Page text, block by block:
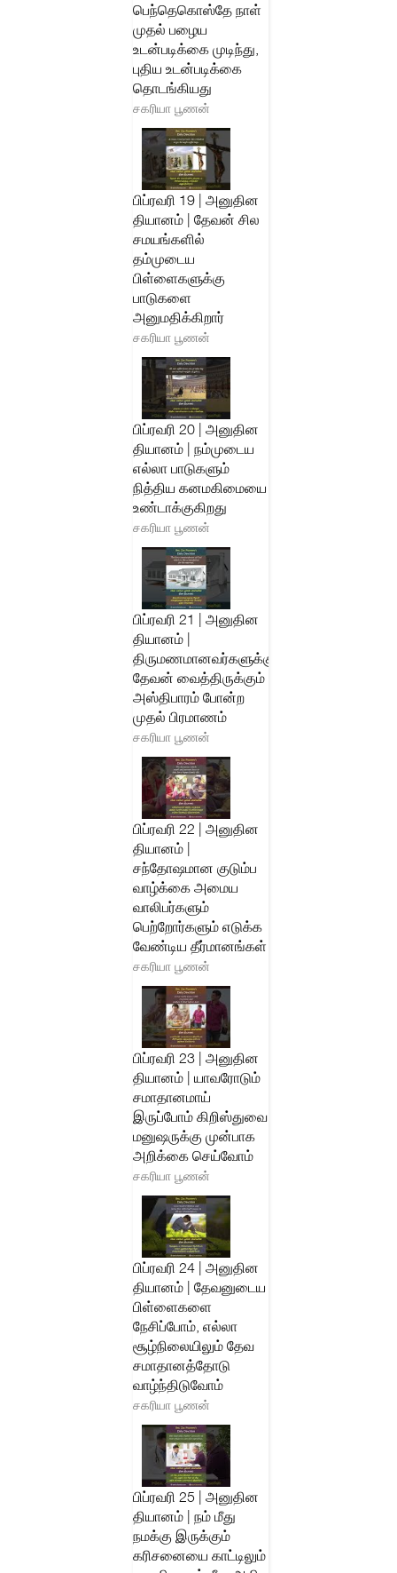
பெந்தெகொஸ்தே நாள்
முதல் பழைய
உடன்படிக்கை முடிந்து,
புதிய உடன்படிக்கை
தொடங்கியது
சகரியா பூணன்
பிப்ரவரி 19 | அனுதின
தியானம் | தேவன் சில
சமயங்களில்
தம்முடைய
பிள்ளைகளுக்கு
பாடுகளை
அனுமதிக்கிறார்
சகரியா பூணன்
பிப்ரவரி 20 | அனுதின
தியானம் | நம்முடைய
எல்லா பாடுகளும்
நித்திய கனமகிமையை
உண்டாக்குகிறது
சகரியா பூணன்
பிப்ரவரி 21 | அனுதின
தியானம் |
திருமணமானவர்களுக்கு
தேவன் வைத்திருக்கும்
அஸ்திபாரம் போன்ற
முதல் பிரமாணம்
சகரியா பூணன்
பிப்ரவரி 22 | அனுதின
தியானம் |
சந்தோஷமான குடும்ப
வாழ்க்கை அமைய
வாலிபர்களும்
பெற்றோர்களும் எடுக்க
வேண்டிய தீர்மானங்கள்
சகரியா பூணன்
பிப்ரவரி 23 | அனுதின
தியானம் | யாவரோடும்
சமாதானமாய்
இருப்போம் கிறிஸ்துவை
மனுஷருக்கு முன்பாக
அறிக்கை செய்வோம்
சகரியா பூணன்
பிப்ரவரி 24 | அனுதின
தியானம் | தேவனுடைய
பிள்ளைகளை
நேசிப்போம், எல்லா
சூழ்நிலையிலும் தேவ
சமாதானத்தோடு
வாழ்ந்திடுவோம்
சகரியா பூணன்
பிப்ரவரி 25 | அனுதின
தியானம் | நம் மீது
நமக்கு இருக்கும்
கரிசனையை காட்டிலும்